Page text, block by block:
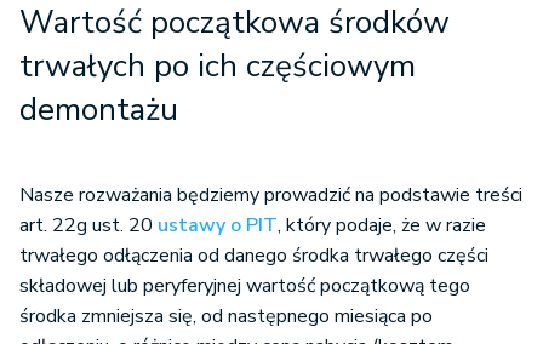
Wartość początkowa środków
trwałych po ich częściowym
demontażu
Nasze rozważania będziemy prowadzić na podstawie treści
art. 22g ust. 20 ustawy o PIT, który podaje, że w razie
trwałego odłączenia od danego środka trwałego części
składowej lub peryferyjnej wartość początkową tego
środka zmniejsza się, od następnego miesiąca po